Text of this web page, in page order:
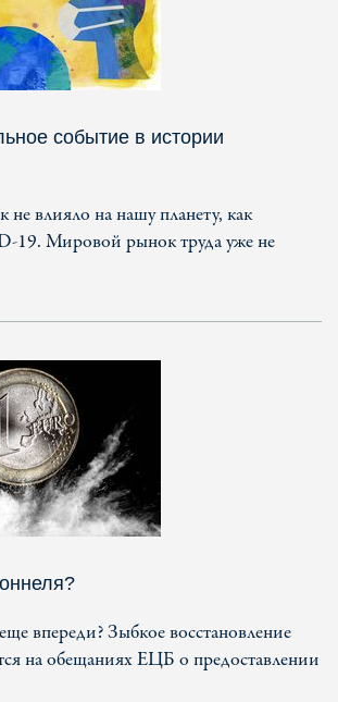
событие в истории
влияло на нашу планету, как
19. Мировой рынок труда уже не
впереди? Зыбкое восстановление
на обещаниях ЕЦБ о предоставлении